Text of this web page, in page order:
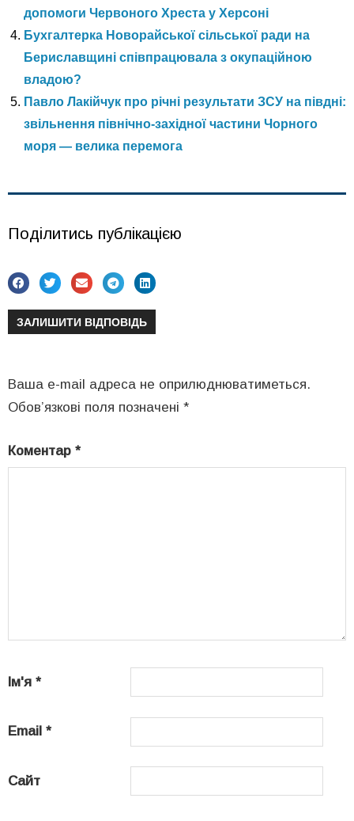
допомоги Червоного Хреста у Херсоні
Бухгалтерка Новорайської сільської ради на
Бериславщині співпрацювала з окупаційною
владою?
Павло Лакійчук про річні результати ЗСУ на півдні:
звільнення північно-західної частини Чорного
моря — велика перемога
Поділитись публікацією
ЗАЛИШИТИ ВІДПОВІДЬ
Ваша e-mail адреса не оприлюднюватиметься.
Обов’язкові поля позначені *
Коментар *
Ім'я *
Email *
Сайт